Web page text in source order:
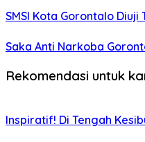
SMSI Kota Gorontalo
Saka Anti Narkoba
Rekomendasi untuk
Inspiratif! Di Tengah